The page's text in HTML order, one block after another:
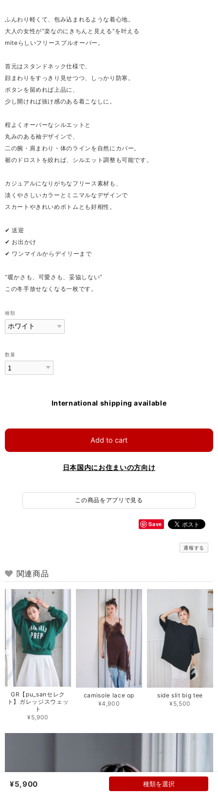
ふんわり軽くて、包み込まれるような着心地。
大人の女性が“楽なのにきちんと見える”を叶える
miteらしいフリースプルオーバー。
首元はスタンドネック仕様で、
顔まわりをすっきり見せつつ、しっかり防寒。
ボタンを留めれば上品に、
少し開ければ抜け感のある着こなしに。
程よくオーバーなシルエットと
丸みのある袖デザインで、
二の腕・肩まわり・体のラインを自然にカバー。
裾のドロストを絞れば、シルエット調整も可能です。
カジュアルになりがちなフリース素材も、
淡くやさしいカラーとミニマルなデザインで
スカートやきれいめボトムとも好相性。
✔ 送迎
✔ お出かけ
✔ ワンマイルからデイリーまで
“暖かさも、可愛さも、妥協しない”
この冬手放せなくなる一枚です。
種類
数量
International shipping available
Add to cart
日本国内にお住まいの方向け
この商品をアプリで見る
Save
通報する
関連商品
GR【pu_sanセレク
ト】ガレッジスウェッ
ト
¥5,900
camisole lace op
¥4,900
side slit big tee
¥5,500
¥5,900 種類を選択